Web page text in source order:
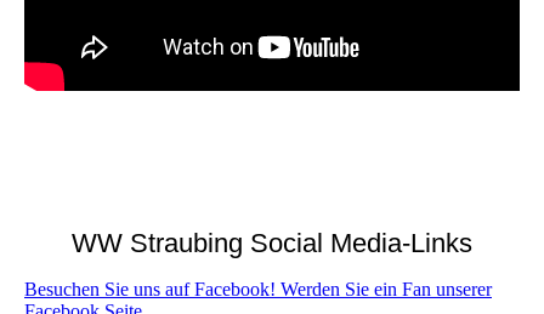
WW Straubing Social Media-Links
Besuchen Sie uns auf Facebook! Werden Sie ein Fan unserer